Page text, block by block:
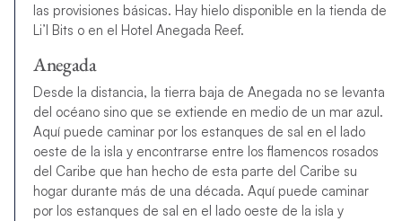
las provisiones básicas. Hay hielo disponible en la tienda de
Li’l Bits o en el Hotel Anegada Reef.
Anegada
Desde la distancia, la tierra baja de Anegada no se levanta
del océano sino que se extiende en medio de un mar azul.
Aquí puede caminar por los estanques de sal en el lado
oeste de la isla y encontrarse entre los flamencos rosados
del Caribe que han hecho de esta parte del Caribe su
hogar durante más de una década. Aquí puede caminar
por los estanques de sal en el lado oeste de la isla y